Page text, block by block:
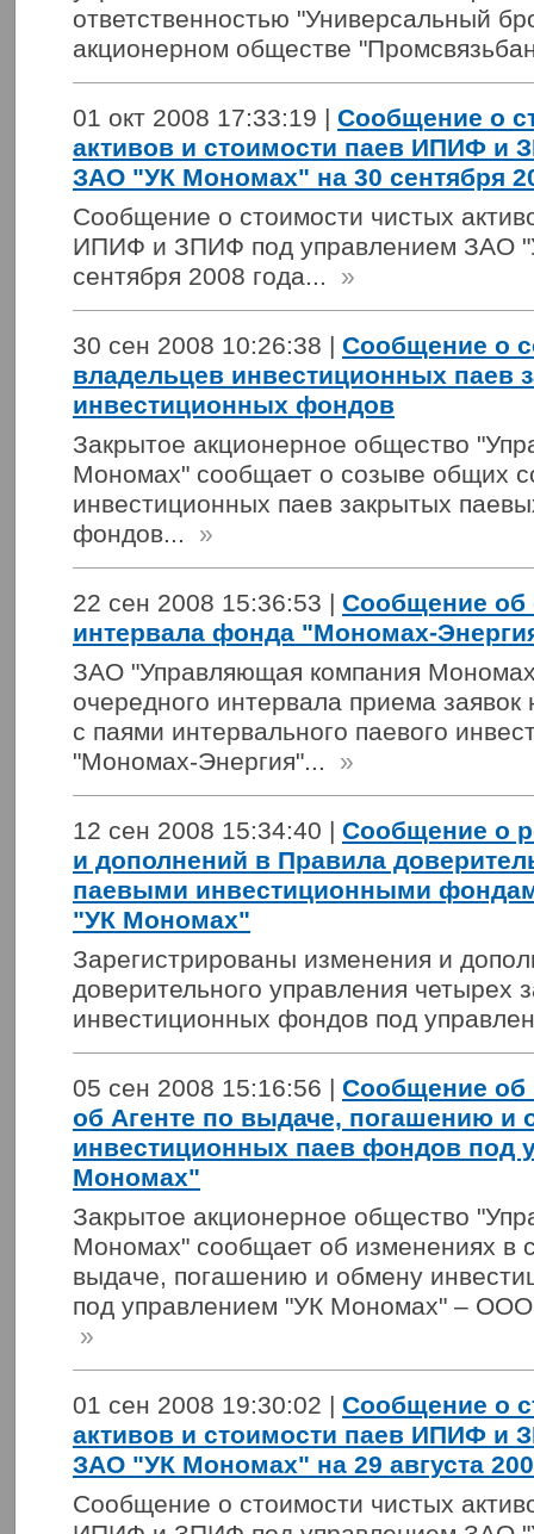
ответственностью "Универсальный
акционерном обществе
01 окт 2008 17:33:19 | Сообщение о
активов и стоимости паев ИПИФ и
ЗАО "УК Мономах" на 30 сентября
Сообщение о стоимости чистых
ИПИФ и ЗПИФ под управлением ЗАО
сентября 2008 года...
»
30 сен 2008 10:26:38 | Сообщение о
владельцев инвестиционных паев
инвестиционных фондов
Закрытое акционерное общество
Мономах" сообщает о созыве общих
инвестиционных паев закрытых
фондов...
»
22 сен 2008 15:36:53 | Сообщение об
интервала фонда "Мономах-
ЗАО "Управляющая компания
очередного интервала приема
с паями интервального паевого
"Мономах-Энергия"...
»
12 сен 2008 15:34:40 | Сообщение о
и дополнений в Правила
паевыми инвестиционными
"УК Мономах"
Зарегистрированы изменения и
доверительного управления четырех
инвестиционных фондов под
05 сен 2008 15:16:56 | Сообщение об
об Агенте по выдаче, погашению и
инвестиционных паев фондов под
Мономах"
Закрытое акционерное общество
Мономах" сообщает об изменениях в
выдаче, погашению и обмену
под управлением "УК Мономах" –
»
01 сен 2008 19:30:02 | Сообщение о
активов и стоимости паев ИПИФ и
ЗАО "УК Мономах" на 29 августа
Сообщение о стоимости чистых